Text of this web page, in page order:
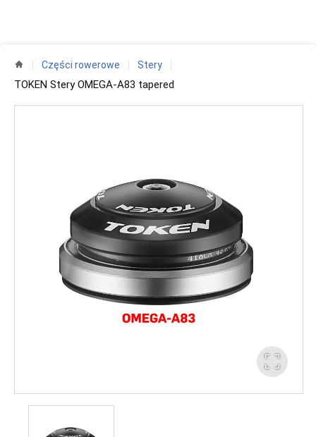
Części rowerowe Stery
TOKEN Stery OMEGA-A83 tapered